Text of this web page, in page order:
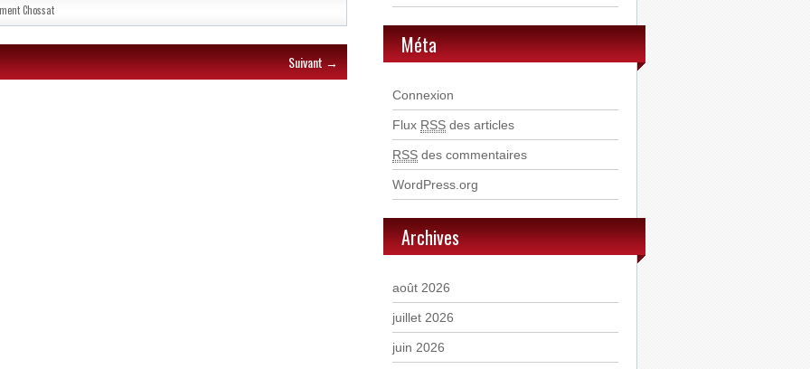
Chossat
Suivant →
Méta
Connexion
Flux RSS des articles
RSS des commentaires
WordPress.org
Archives
août 2026
juillet 2026
juin 2026